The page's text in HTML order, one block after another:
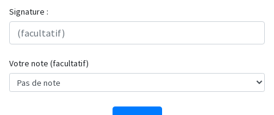
Signature :
Votre note (facultatif)